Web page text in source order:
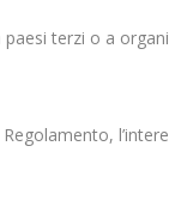
terzi o a